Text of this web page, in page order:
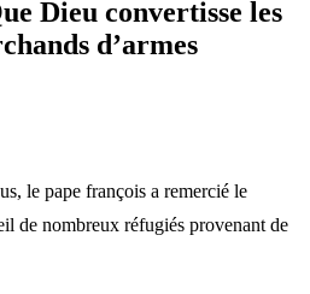
Dieu convertisse les
d’armes
le pape françois a remercié le
de nombreux réfugiés provenant de